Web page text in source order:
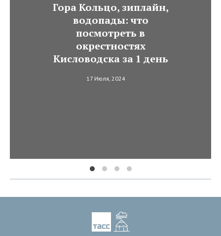
Гора Кольцо, зиплайн,
водопады: что
посмотреть в
окрестностях
Кисловодска за 1 день
17 Июля, 2024